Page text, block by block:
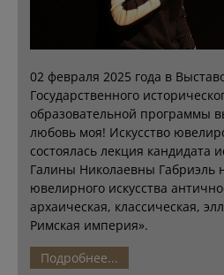
02 февраля 2025 года в
Государственного
образовательной программы
любовь моя! Искусство
состоялась лекция кандидата
Галины Николаевны Габриэль
ювелирного искусства
архаическая, классическая,
Римская империя».
Подробнее...